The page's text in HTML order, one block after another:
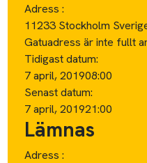
Adress :
11233 Stockholm
Gatuadress är inte fullt
Tidigast datum:
7 april, 201908:00
Senast datum:
7 april, 201921:00
Lämnas
Adress :